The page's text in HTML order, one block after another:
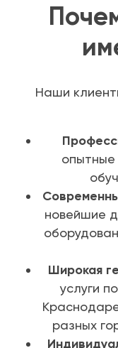
Наши
новейшие
Широкая
услуги
разных